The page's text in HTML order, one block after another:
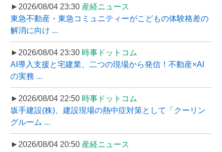
►2026/08/04 23:30 産経ニュース
東急不動産・東急コミュニティーがこどもの体験格差の
解消に向け ...
►2026/08/04 23:30 時事ドットコム
AI導入支援と宅建業、二つの現場から発信！不動産×AI
の実務 ...
►2026/08/04 22:50 時事ドットコム
坂手建設(株)、建設現場の熱中症対策として「クーリン
グルーム ...
►2026/08/04 20:50 産経ニュース